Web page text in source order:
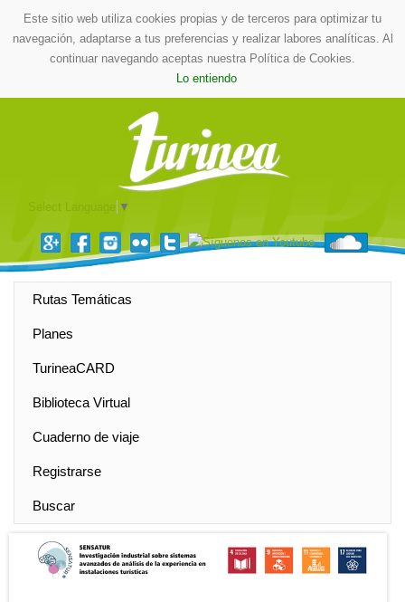
Este sitio web utiliza cookies propias y de terceros para optimizar tu
navegación, adaptarse a tus preferencias y realizar labores analíticas. Al
continuar navegando aceptas nuestra Política de Cookies.
Lo entiendo
▼
Rutas Temáticas
Planes
TurineaCARD
Biblioteca Virtual
Cuaderno de viaje
Registrarse
Buscar